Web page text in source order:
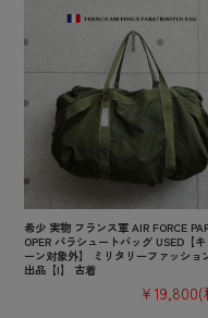
希少 実物 フランス軍 AIR FORCE
OPER パラシュートバッグ USED【
ーン対象外】 ミリタリーファッショ
出品【I】 古着
¥19,800(